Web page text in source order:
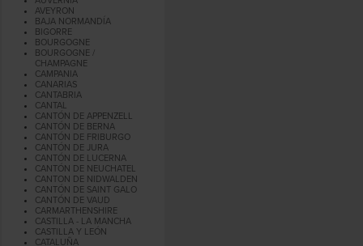
AVEYRON
BAJA NORMANDÍA
BIGORRE
BOURGOGNE
BOURGOGNE /
CHAMPAGNE
CAMPANIA
CANARIAS
CANTABRIA
CANTAL
CANTÓN DE APPENZELL
CANTÓN DE BERNA
CANTÓN DE FRIBURGO
CANTÓN DE JURA
CANTÓN DE LUCERNA
CANTÓN DE NEUCHATEL
CANTON DE NIDWALDEN
CANTÓN DE SAINT GALO
CANTÓN DE VAUD
CARMARTHENSHIRE
CASTILLA - LA MANCHA
CASTILLA Y LEÓN
CATALUÑA